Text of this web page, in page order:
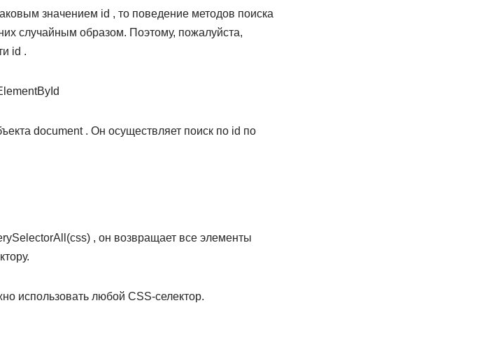
значением id , то поведение методов поиска
случайным образом. Поэтому, пожалуйста,
id .
document . Он осуществляет поиск по id по
, он возвращает все элементы
использовать любой CSS-селектор.